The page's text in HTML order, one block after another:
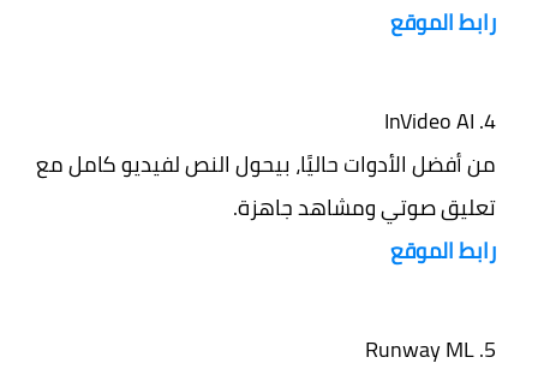
رابط الموقع
InVideo AI
من أفضل الأدوات حاليًا، بيحول النص لفيديو كامل مع
تعليق صوتي ومشاهد جاهزة.
رابط الموقع
Runway ML